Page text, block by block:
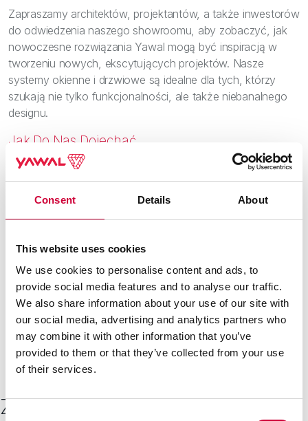
Consent Details About
This website uses cookies
We use cookies to personalise content and ads, to
provide social media features and to analyse our traffic.
We also share information about your use of our site with
our social media, advertising and analytics partners who
may combine it with other information that you’ve
provided to them or that they’ve collected from your use
of their services.
Consent
Zapraszamy architektów, projektantów, a także inwestorów
do odwiedzenia naszego showroomu, aby zobaczyć, jak
nowoczesne rozwiązania Yawal mogą być inspiracją w
tworzeniu nowych, ekscytujących projektów. Nasze
systemy okienne i drzwiowe są idealne dla tych, którzy
szukają nie tylko funkcjonalności, ale także niebanalnego
designu.
Jak Do Nas Dojechać
Showroom Yawal znajduje się przy Placu Konesera 6,w
odrestaurowanym historycznym sercu warszawskiej Pragi
Centrum Praskim Koneser Miejsce to jest łatwo dostępne
zarówno komunikacją miejską, jak i samochodem.
Odwiedź nas podczas dni otwartych i doświadcz, jak
Czekamy na Ciebie, aby wspólnie odkrywać przyszłość
designu i technologii.
Zobacz inne